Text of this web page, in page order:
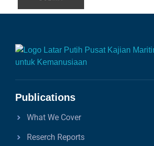
Publications
What We Cover
Reserch Reports